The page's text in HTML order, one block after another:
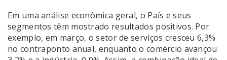
Em uma análise econômica geral, o País e seus
segmentos têm mostrado resultados positivos. Por
exemplo, em março, o setor de serviços cresceu 6,3%
no contraponto anual, enquanto o comércio avançou